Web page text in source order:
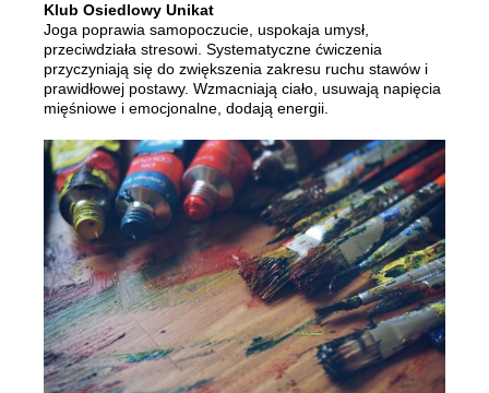
Klub Osiedlowy Unikat
Joga poprawia samopoczucie, uspokaja umysł,
przeciwdziała stresowi. Systematyczne ćwiczenia
przyczyniają się do zwiększenia zakresu ruchu stawów i
prawidłowej postawy. Wzmacniają ciało, usuwają napięcia
mięśniowe i emocjonalne, dodają energii.